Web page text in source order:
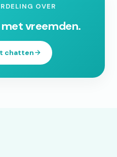
OVER
vreemden.
chatten